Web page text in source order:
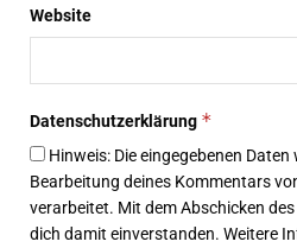
Website
Datenschutzerklärung *
Hinweis: Die eingegebenen
Bearbeitung deines Kommentars
verarbeitet. Mit dem Abschicken
dich damit einverstanden. Weitere